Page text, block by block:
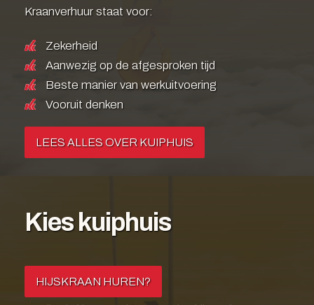
Kraanverhuur staat voor:
Zekerheid
Aanwezig op de afgesproken tijd
Beste manier van werkuitvoering
Vooruit denken
LEES ALLES OVER KUIPHUIS
Kies kuiphuis
HIJSKRAAN HUREN?